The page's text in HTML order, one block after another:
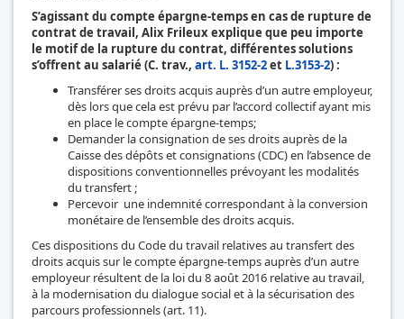
S’agissant du compte épargne-temps en cas de rupture de
contrat de travail, Alix Frileux explique que peu importe
le motif de la rupture du contrat, différentes solutions
s’offrent au salarié (C. trav., art. L. 3152-2et L.3153-2) :
Transférer ses droits acquis auprès d’un autre employeur,
dès lors que cela est prévu par l’accord collectif ayant mis
en place le compte épargne-temps;
Demander la consignation de ses droits auprès de la
Caisse des dépôts et consignations (CDC) en l’absence de
dispositions conventionnelles prévoyant les modalités
du transfert ;
Percevoir une indemnité correspondant à la conversion
monétaire de l’ensemble des droits acquis.
Ces dispositions du Code du travail relatives au transfert des
droits acquis sur le compte épargne-temps auprès d’un autre
employeur résultent de la loi du 8 août 2016 relative au travail,
à la modernisation du dialogue social et à la sécurisation des
parcours professionnels (art. 11).